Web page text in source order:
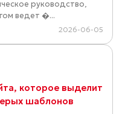
руководство,
ведет �...
2026-06-05
которое выделит
шаблонов